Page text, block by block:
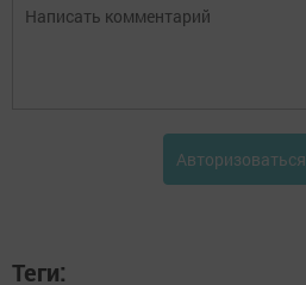
Авторизоваться
Теги: